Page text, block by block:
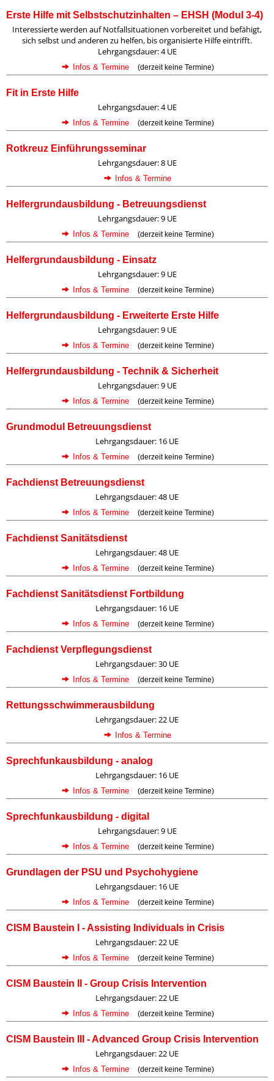
Erste Hilfe mit Selbstschutzinhalten – EHSH (Modul 3-4)
Interessierte werden auf Notfallsituationen vorbereitet und befähigt,
sich selbst und anderen zu helfen, bis organisierte Hilfe eintrifft.
Lehrgangsdauer: 4 UE
Infos & Termine (derzeit keine Termine)
Fit in Erste Hilfe
Lehrgangsdauer: 4 UE
Infos & Termine (derzeit keine Termine)
Rotkreuz Einführungsseminar
Lehrgangsdauer: 8 UE
Infos & Termine
Helfergrundausbildung - Betreuungsdienst
Lehrgangsdauer: 9 UE
Infos & Termine (derzeit keine Termine)
Helfergrundausbildung - Einsatz
Lehrgangsdauer: 9 UE
Infos & Termine (derzeit keine Termine)
Helfergrundausbildung - Erweiterte Erste Hilfe
Lehrgangsdauer: 9 UE
Infos & Termine (derzeit keine Termine)
Helfergrundausbildung - Technik & Sicherheit
Lehrgangsdauer: 9 UE
Infos & Termine (derzeit keine Termine)
Grundmodul Betreuungsdienst
Lehrgangsdauer: 16 UE
Infos & Termine (derzeit keine Termine)
Fachdienst Betreuungsdienst
Lehrgangsdauer: 48 UE
Infos & Termine (derzeit keine Termine)
Fachdienst Sanitätsdienst
Lehrgangsdauer: 48 UE
Infos & Termine (derzeit keine Termine)
Fachdienst Sanitätsdienst Fortbildung
Lehrgangsdauer: 16 UE
Infos & Termine (derzeit keine Termine)
Fachdienst Verpflegungsdienst
Lehrgangsdauer: 30 UE
Infos & Termine (derzeit keine Termine)
Rettungsschwimmerausbildung
Lehrgangsdauer: 22 UE
Infos & Termine
Sprechfunkausbildung - analog
Lehrgangsdauer: 16 UE
Infos & Termine (derzeit keine Termine)
Sprechfunkausbildung - digital
Lehrgangsdauer: 9 UE
Infos & Termine (derzeit keine Termine)
Grundlagen der PSU und Psychohygiene
Lehrgangsdauer: 16 UE
Infos & Termine (derzeit keine Termine)
CISM Baustein I - Assisting Individuals in Crisis
Lehrgangsdauer: 22 UE
Infos & Termine (derzeit keine Termine)
CISM Baustein II - Group Crisis Intervention
Lehrgangsdauer: 22 UE
Infos & Termine (derzeit keine Termine)
CISM Baustein III - Advanced Group Crisis Intervention
Lehrgangsdauer: 22 UE
Infos & Termine (derzeit keine Termine)